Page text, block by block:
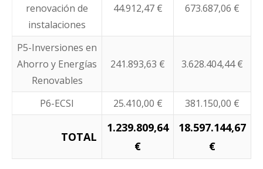
renovación de
instalaciones
44.912,47 € 673.687,06 €
P5-Inversiones en
Ahorro y Energías
Renovables
241.893,63 € 3.628.404,44 €
P6-ECSI 25.410,00 € 381.150,00 €
TOTAL
1.239.809,64
€
18.597.144,67
€